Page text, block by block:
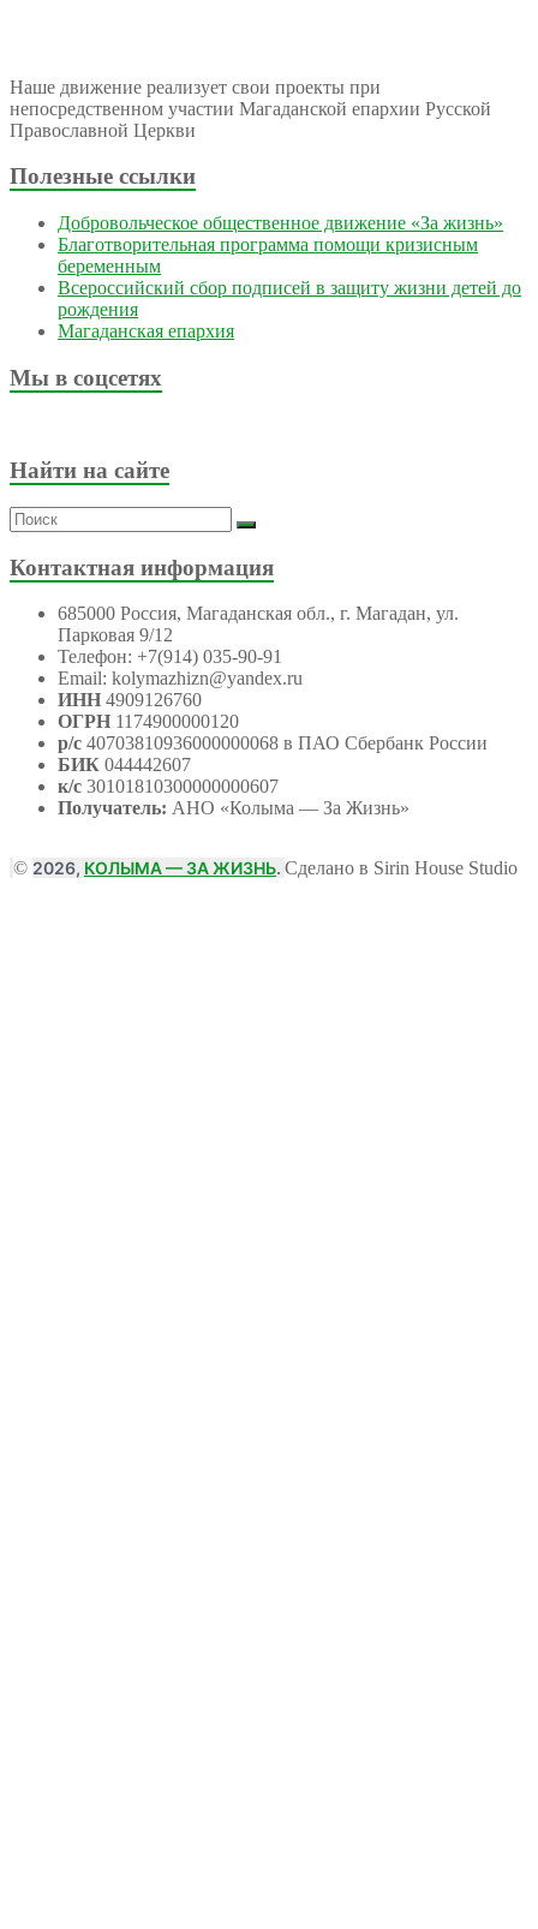
Наше движение реализует свои проекты при
непосредственном участии Магаданской епархии Русской
Православной Церкви
Полезные ссылки
Добровольческое общественное движение «За жизнь»
Благотворительная программа помощи кризисным
беременным
Всероссийский сбор подписей в защиту жизни детей до
рождения
Магаданская епархия
Мы в соцсетях
Найти на сайте
Контактная информация
685000 Россия, Магаданская обл., г. Магадан, ул.
Парковая 9/12
Телефон: +7(914) 035-90-91
Email: kolymazhizn@yandex.ru
ИНН 4909126760
ОГРН 1174900000120
р/с 40703810936000000068 в ПАО Сбербанк России
БИК 044442607
к/с 30101810300000000607
Получатель: АНО «Колыма — За Жизнь»
© 2026, КОЛЫМА — ЗА ЖИЗНЬ. Сделано в Sirin House Studio